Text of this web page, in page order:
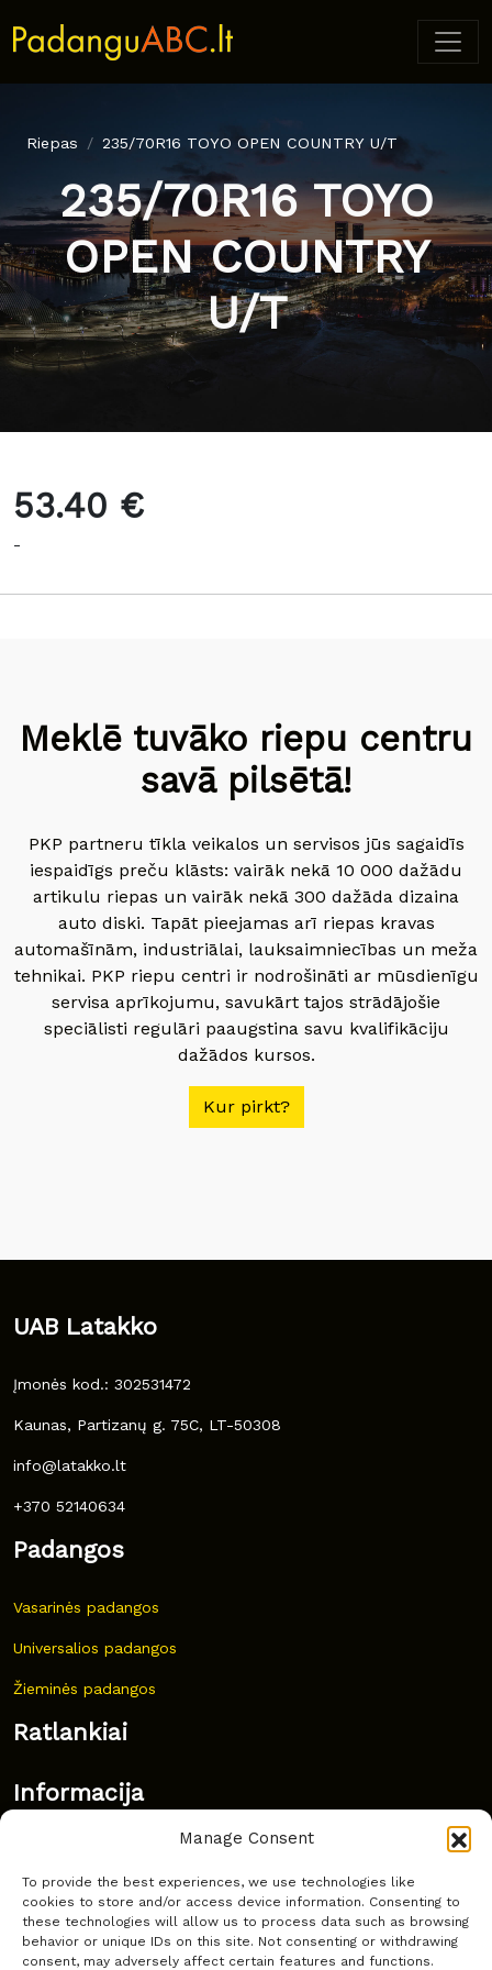
Manage Consent
To provide the best experiences, we use technologies like
cookies to store and/or access device information. Consenting to
these technologies will allow us to process data such as browsing
behavior or unique IDs on this site. Not consenting or withdrawing
consent, may adversely affect certain features and functions.
Riepas 235/70R16 TOYO OPEN COUNTRY U/T
235/70R16 TOYO
OPEN COUNTRY
U/T
53.40 €
-
Meklē tuvāko riepu centru
savā pilsētā!
PKP partneru tīkla veikalos un servisos jūs sagaidīs
iespaidīgs preču klāsts: vairāk nekā 10 000 dažādu
artikulu riepas un vairāk nekā 300 dažāda dizaina
auto diski. Tapāt pieejamas arī riepas kravas
automašīnām, industriālai, lauksaimniecības un meža
tehnikai. PKP riepu centri ir nodrošināti ar mūsdienīgu
servisa aprīkojumu, savukārt tajos strādājošie
speciālisti regulāri paaugstina savu kvalifikāciju
dažādos kursos.
Kur pirkt?
UAB Latakko
Įmonės kod.: 302531472
Kaunas, Partizanų g. 75C, LT-50308
info@latakko.lt
+370 52140634
Padangos
Vasarinės padangos
Universalios padangos
Žieminės padangos
Ratlankiai
Informacija
Dažnai užduodami klausimai
Kur nusipirkti?